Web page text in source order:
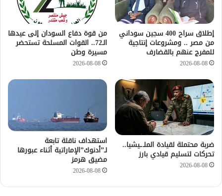
إطلاق سراح 400 سجين سوداني
من مصر .. ومشروعات إنتاجية
للمفرج عنهم بالقضارف
2026-08-08
من قوة دفاع السودان إلى عيدها
الـ72.. القوات المسلحة تستحضر
مسيرة وطن
2026-08-08
ضربة محتملة لقيادة الملـ.ـيشيا..
تحركات لتسليم قيادي بارز
2026-08-08
استهداف ناقلة تابعة
لـ”أدنوك”الإماراتية أثناء عبورها
مضيق هرمز
2026-08-08